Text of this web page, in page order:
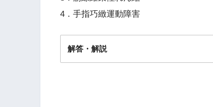
4．手指巧緻運動障害
解答・解説